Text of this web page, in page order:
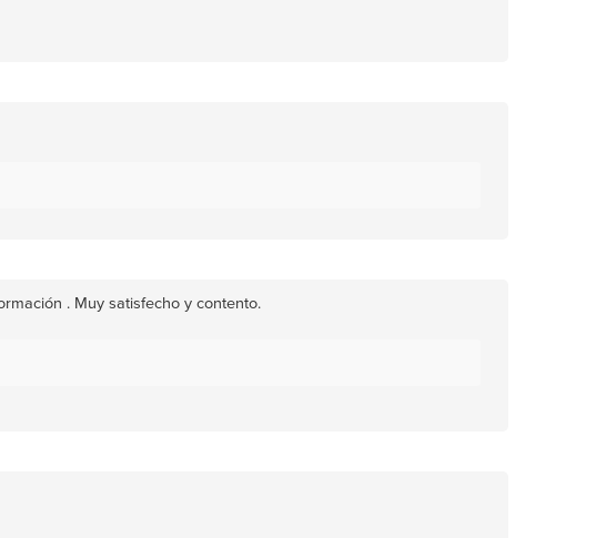
. Muy satisfecho y contento.